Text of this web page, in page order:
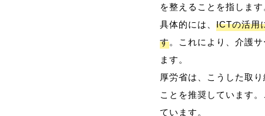
を整えることを指します
具体的には、 ICTの活用
す。これにより、介護
ます。
厚労省は、こうした取
ことを推奨しています